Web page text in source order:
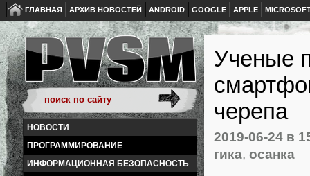
ГЛАВНАЯ АРХИВ НОВОСТЕЙ ANDROID GOOGLE APPLE
НОВОСТИ
ПРОГРАММИРОВАНИЕ
ИНФОРМАЦИОННАЯ БЕЗОПАСНОСТЬ
Ученые
черепа
2019-06-24 в
гика, осанка